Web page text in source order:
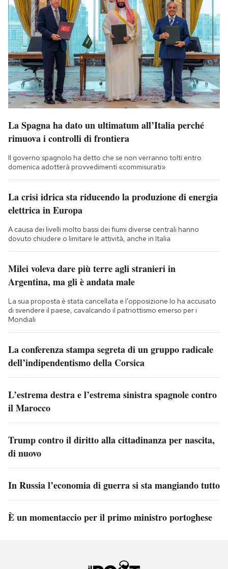
La Spagna ha dato un ultimatum all’Italia perché
rimuova i controlli di frontiera
Il governo spagnolo ha detto che se non verranno tolti entro
domenica adotterà provvedimenti «commisurati»
La crisi idrica sta riducendo la produzione di energia
elettrica in Europa
A causa dei livelli molto bassi dei fiumi diverse centrali hanno
dovuto chiudere o limitare le attività, anche in Italia
Milei voleva dare più terre agli stranieri in
Argentina, ma gli è andata male
La sua proposta è stata cancellata e l’opposizione lo ha accusato
di svendere il paese, cavalcando il patriottismo emerso per i
Mondiali
La conferenza stampa segreta di un gruppo radicale
dell’indipendentismo della Corsica
L’estrema destra e l’estrema sinistra spagnole contro
il Marocco
Trump contro il diritto alla cittadinanza per nascita,
di nuovo
In Russia l’economia di guerra si sta mangiando tutto
È un momentaccio per il primo ministro portoghese